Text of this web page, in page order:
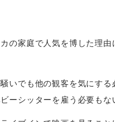
の家庭で人気を博した理
いでも他の観客を気にす
ーシッターを雇う必要もな